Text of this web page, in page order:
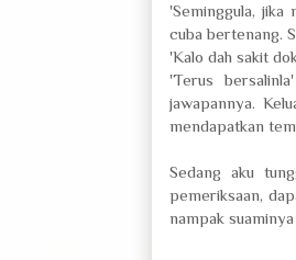
'Seminggula, jika
cuba bertenang.
'Kalo dah sakit
'Terus
jawapannya.
mendapatkan
Sedang aku
pemeriksaan,
nampak